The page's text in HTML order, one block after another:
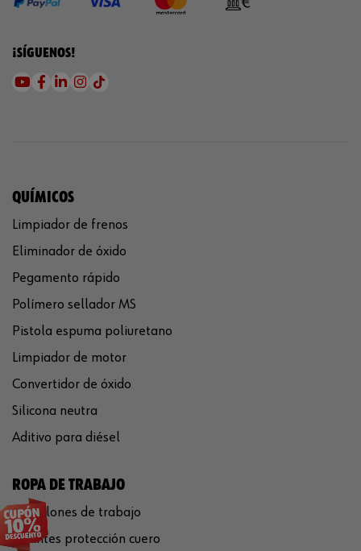
¡SÍGUENOS!
QUÍMICOS
Limpiador de frenos
Eliminador de óxido
Pegamento rápido
Polímero sellador MS
Pistola espuma poliuretano
Limpiador de motor
Convertidor de óxido
Silicona neutra
Aditivo para diésel
ROPA DE TRABAJO
Pantalones de trabajo
Guantes protección cuero